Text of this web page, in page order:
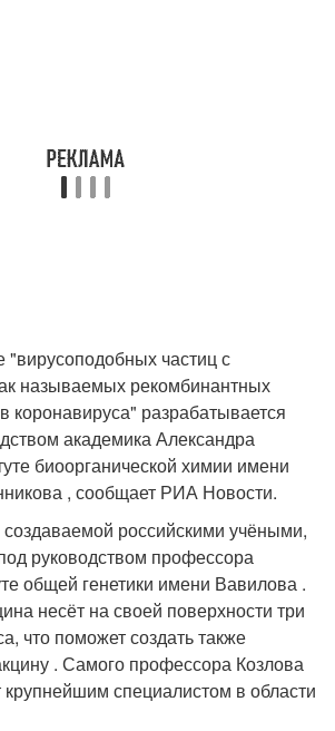
"вирусоподобных частиц с
называемых рекомбинантных
коронавируса" разрабатывается
академика Александра
биоорганической химии имени
, сообщает РИА Новости.
создаваемой российскими учёными,
руководством профессора
общей генетики имени Вавилова .
несёт на своей поверхности три
что поможет создать также
. Самого профессора Козлова
специалистом в области